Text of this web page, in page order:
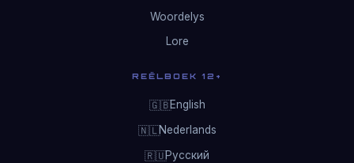
Woordelys
Lore
REËLBOEK 12+
🇬🇧English
🇳🇱Nederlands
🇷🇺Русский